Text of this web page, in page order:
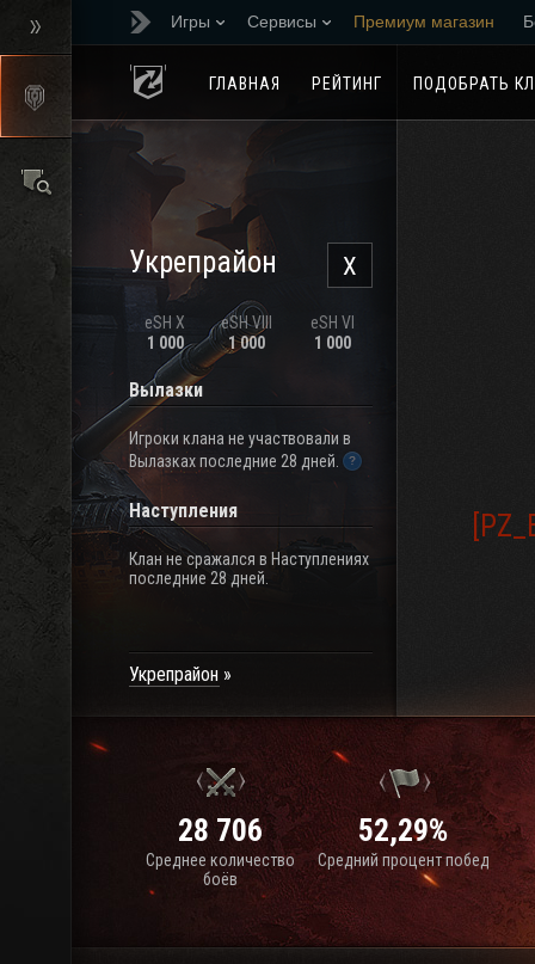
Игры Сервисы Премиум магазин
ГЛАВНАЯ
РЕЙТИНГ ПОДОБРАТЬ
X
Укрепрайон
eSH X
1 000
eSH VIII
1 000
eSH VI
1 000
Вылазки
Игроки клана не участвовали в
Вылазках последние 28 дней.
Наступления
Клан не сражался в Наступлениях
последние 28 дней.
Укрепрайон
28 706
Среднее количество
боёв
52,29%
Средний процент побед